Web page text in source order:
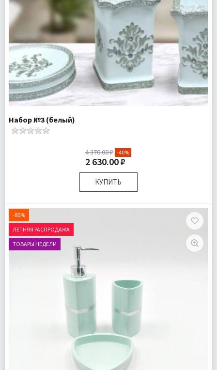
Набор №3 (белый)
4 370.00 ₽ -40%
2 630.00 ₽
КУПИТЬ
Стаканчик для зубных щеток 1 шт
Мыльница для твердого мыла 1 шт
Доставка:
Подробнее
-80%
ЛЕТНЯЯ РАСПРОДАЖА
ТОВАРЫ НЕДЕЛИ